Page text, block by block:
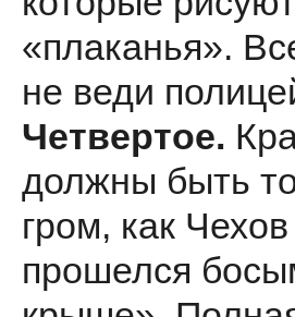
«плаканья».
не веди
Четвертое.
должны быть
гром, как
прошелся